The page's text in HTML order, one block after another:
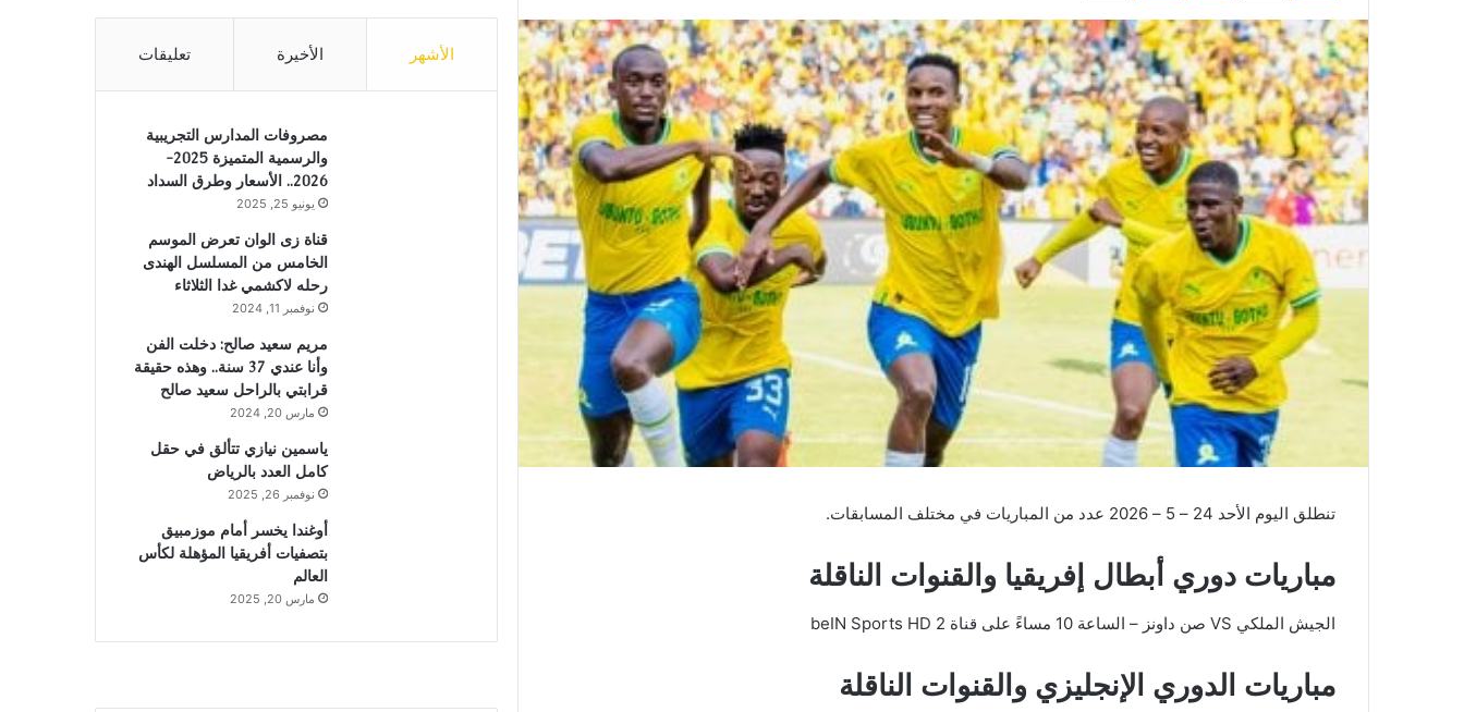
تنطلق اليوم الأحد 24 – 5 – 2026 عدد من المباريات في مختلف المسابقات.
مباريات دوري أبطال إفريقيا والقنوات الناقلة
الجيش الملكي VS صن داونز – الساعة 10 مساءً على قناة beIN Sports HD 2
مباريات الدوري الإنجليزي والقنوات الناقلة
الأشهر الأخيرة تعليقات
مصروفات المدارس التجريبية
والرسمية المتميزة 2025-
2026.. الأسعار وطرق السداد
يونيو 25, 2025
قناة زى الوان تعرض الموسم
الخامس من المسلسل الهندى
رحله لاكشمي غدا الثلاثاء
نوفمبر 11, 2024
مريم سعيد صالح: دخلت الفن
وأنا عندي 37 سنة.. وهذه حقيقة
قرابتي بالراحل سعيد صالح
مارس 20, 2024
ياسمين نيازي تتألق في حقل
كامل العدد بالرياض
نوفمبر 26, 2025
أوغندا يخسر أمام موزمبيق
بتصفيات أفريقيا المؤهلة لكأس
العالم
مارس 20, 2025